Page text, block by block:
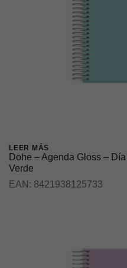
LEER MÁS
Dohe – Agenda Gloss –
Verde
EAN: 8421938125733